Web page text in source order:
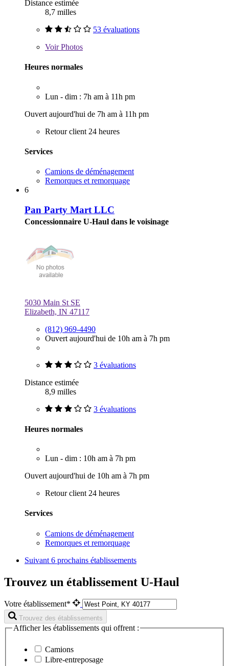
Distance estimée
8,7 milles
53 évaluations
VoirPhotos
Heures normales
Lun - dim : 7h am à 11h pm
Ouvert aujourd'hui de 7h am à 11h pm
Retour client 24 heures
Services
Camions de déménagement
Remorques et remorquage
6
Pan Party Mart LLC
Concessionnaire U-Haul dans le voisinage
5030 Main St SE
Elizabeth, IN 47117
(812) 969-4490
Ouvert aujourd'hui de 10h am à 7h pm
3 évaluations
Distance estimée
8,9 milles
3 évaluations
Heures normales
Lun - dim : 10h am à 7h pm
Ouvert aujourd'hui de 10h am à 7h pm
Retour client 24 heures
Services
Camions de déménagement
Remorques et remorquage
Suivant 6 prochains établissements
Trouvez un établissement U-Haul
Votre établissement*
Trouvez des établissements
Afficher les établissements qui offrent :
Camions
Libre-entreposage